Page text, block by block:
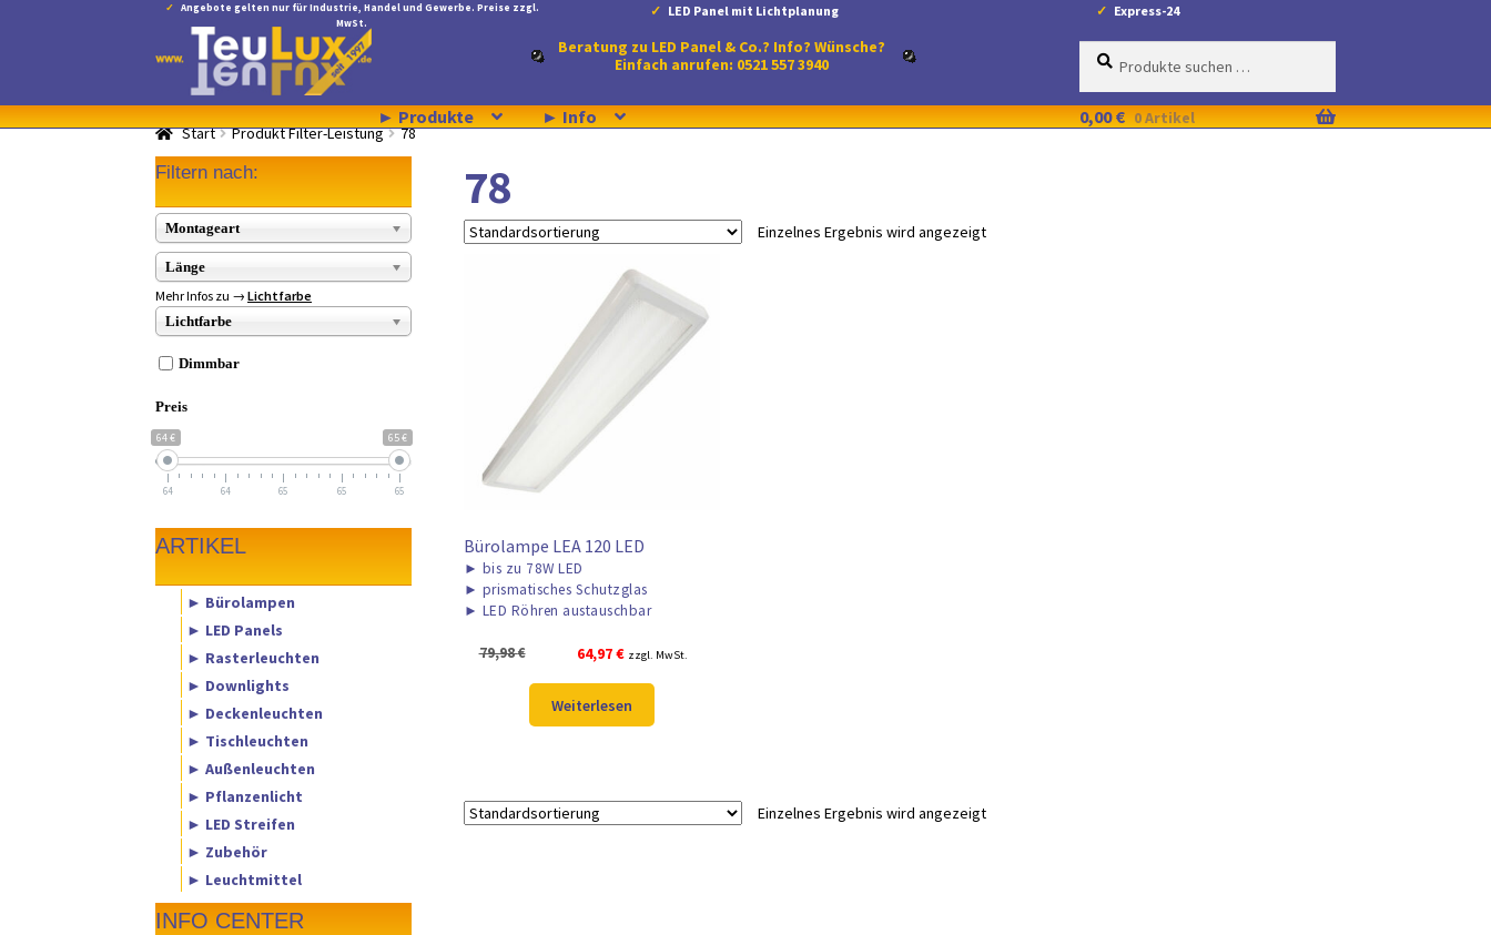
Angebote gelten nur für Industrie, Handel und Gewerbe. Preise zzgl.
MwSt.
LED Panel mit Lichtplanung Express-24
Navigation
springen
Inhalt
springen
Beratung zu LED Panel & Co.? Info? Wünsche?
Einfach anrufen: 0521 557 3940
Suche
Suchen
► Produkte ► Info 0,00€ 0 Artikel
Start Produkt Filter-Leistung 78
78
Einzelnes Ergebnis wird angezeigt
Bürolampe LEA 120 LED
► bis zu 78W LED
► prismatisches Schutzglas
► LED Röhren austauschbar
79,98€
Ursprünglicher
war:
79,98 €
64,97€Aktueller
ist:
64,97 €.
zzgl. MwSt.
Weiterlesen
Einzelnes Ergebnis wird angezeigt
Filtern nach:
Montageart
Länge
Mehr Infos zu →Lichtfarbe
Lichtfarbe
Dimmbar
Preis
64 € 65 €
64 64 65 65 65
ARTIKEL
► Bürolampen
► LED Panels
► Rasterleuchten
► Downlights
► Deckenleuchten
► Tischleuchten
► Außenleuchten
► Pflanzenlicht
► LED Streifen
► Zubehör
► Leuchtmittel
INFO CENTER